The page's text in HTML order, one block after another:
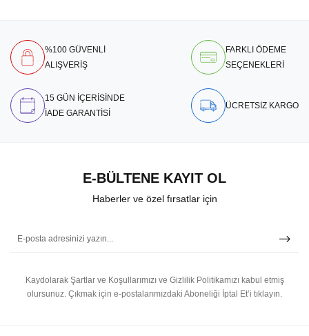
%100 GÜVENLİ
ALIŞVERİŞ
FARKLI ÖDEME
SEÇENEKLERİ
15 GÜN İÇERİSİNDE
İADE GARANTİSİ
ÜCRETSİZ KARGO
E-BÜLTENE KAYIT OL
Haberler ve özel fırsatlar için
Kaydolarak Şartlar ve Koşullarımızı ve Gizlilik Politikamızı kabul etmiş
olursunuz. Çıkmak için e-postalarımızdaki Aboneliği İptal Et’i tıklayın.